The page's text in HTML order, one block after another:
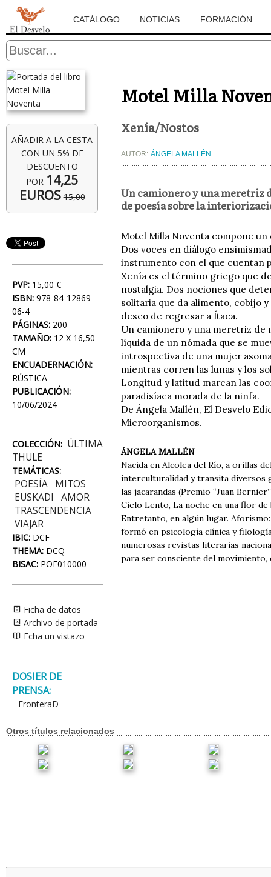
CATÁLOGO NOTICIAS FORMACIÓN
AÑADIR A LA CESTA
CON UN 5% DE
DESCUENTO
POR 14,25
EUROS 15,00
PVP: 15,00 €
ISBN: 978-84-12869-
06-4
PÁGINAS: 200
TAMAÑO: 12 X 16,50
CM
ENCUADERNACIÓN:
RÚSTICA
PUBLICACIÓN:
10/06/2024
COLECCIÓN: ÚLTIMA
THULE
TEMÁTICAS:
POESÍA
MITOS
EUSKADI
AMOR
TRASCENDENCIA
VIAJAR
IBIC: DCF
THEMA: DCQ
BISAC: POE010000
Ficha de datos
Archivo de portada
Echa un vistazo
DOSIER DE
PRENSA:
- FronteraD
Motel Milla
Xenía/Nostos
AUTOR: ÁNGELA MALLÉN
Un camionero y una meretriz
de poesía sobre la
Motel Milla Noventa compone
Dos voces en diálogo
instrumento con el que cuentan
Xenía es el término griego que
nostalgia. Dos nociones que
solitaria que da alimento, cobijo
deseo de regresar a Ítaca.
Un camionero y una meretriz de
líquida de un nómada que se
introspectiva de una mujer
mientras corren las lunas y los
Longitud y latitud marcan las
paradisíaca morada de la ninfa.
De Ángela Mallén, El Desvelo
Microorganismos.
ÁNGELA MALLÉN
Nacida en Alcolea del Río, a orillas
interculturalidad y transita diversos
las jacarandas (Premio “Juan
Cielo Lento, La noche en una flor de
Entretanto, en algún lugar.
formó en psicología clínica y
numerosas revistas literarias
para ser consciente del
Otros títulos relacionados